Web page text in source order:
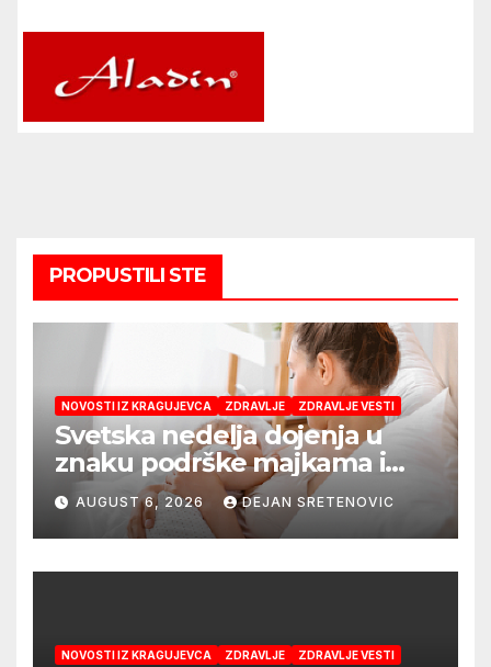
PROPUSTILI STE
NOVOSTI IZ KRAGUJEVCA ZDRAVLJE ZDRAVLJE VESTI
Svetska nedelja dojenja u
znaku podrške majkama i
najboljeg početka života
AUGUST 6, 2026 DEJAN SRETENOVIC
NOVOSTI IZ KRAGUJEVCA ZDRAVLJE ZDRAVLJE VESTI